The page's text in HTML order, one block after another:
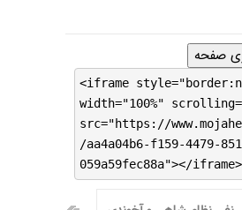
صفحه
<iframe
width="100%"
src="https://
/aa4a04b6-f159-4479-
059a59fec88a"></iframe>